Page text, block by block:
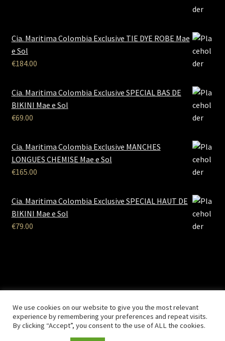
Cia. Maritima Colombia Exclusive TIE DYE ROBE Mae
e Sol
€184.00
Cia. Maritima Colombia Exclusive SPECIAL BAS DE
BIKINI Mae e Sol
€69.00
Cia. Maritima Colombia Exclusive MANCHES
LONGUES CHEMISE Mae e Sol
€165.00
Cia. Maritima Colombia Exclusive SPECIAL HAUT DE
BIKINI Mae e Sol
€79.00
Réalisé parSolemarweb.com
We use cookies on our website to give you the most relevant
experience by remembering your preferences and repeat visits.
By clicking “Accept”, you consent to the use of ALL the cookies.